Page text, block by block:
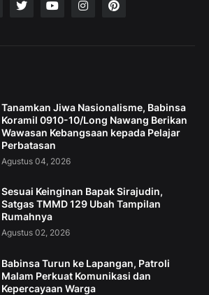
Tanamkan Jiwa Nasionalisme, Babinsa
Koramil 0910-10/Long Nawang Berikan
Wawasan Kebangsaan kepada Pelajar
Perbatasan
Agustus 04, 2026
Sesuai Keinginan Bapak Sirajudin,
Satgas TMMD 129 Ubah Tampilan
Rumahnya
Agustus 02, 2026
Babinsa Turun ke Lapangan, Patroli
Malam Perkuat Komunikasi dan
Kepercayaan Warga